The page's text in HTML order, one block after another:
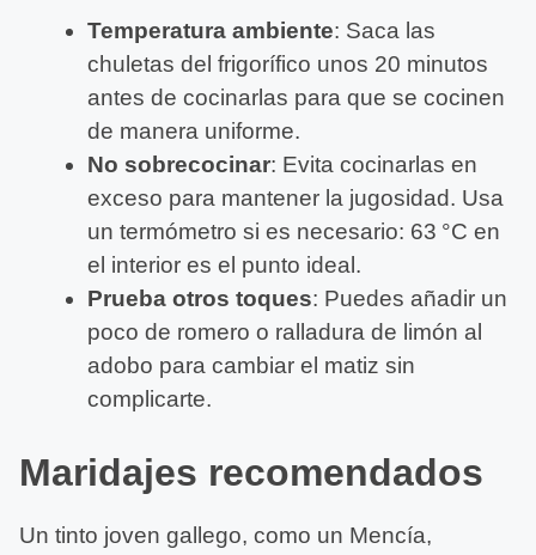
Temperatura ambiente: Saca las
chuletas del frigorífico unos 20 minutos
antes de cocinarlas para que se cocinen
de manera uniforme.
No sobrecocinar: Evita cocinarlas en
exceso para mantener la jugosidad. Usa
un termómetro si es necesario: 63 °C en
el interior es el punto ideal.
Prueba otros toques: Puedes añadir un
poco de romero o ralladura de limón al
adobo para cambiar el matiz sin
complicarte.
Maridajes recomendados
Un tinto joven gallego, como un Mencía,